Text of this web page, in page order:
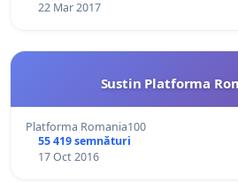
22 Mar 2017
Sustin Platforma
Platforma Romania100
55 419 semnături
17 Oct 2016